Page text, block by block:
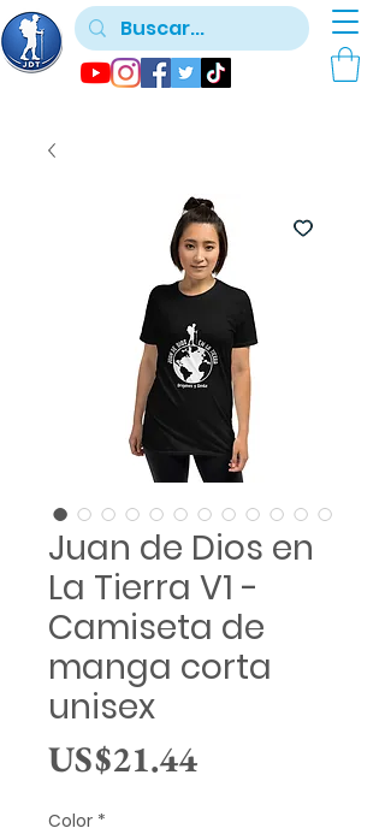
Juan de Dios en
La Tierra V1 -
Camiseta de
manga corta
unisex
US$21.44Precio
Color *